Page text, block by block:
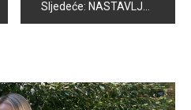
Sljedeće: NASTAVLJENA REALIZACIJA KOMUNALNIH PROJEKATA U OPĆINI VOGOŠĆA